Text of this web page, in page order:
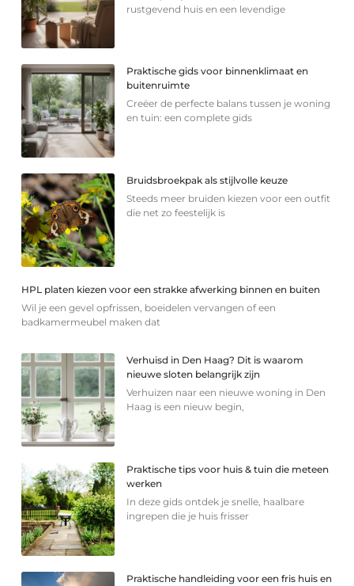
rustgevend huis en een levendige
Praktische gids voor binnenklimaat en
buitenruimte
Creëer de perfecte balans tussen je woning
en tuin: een complete gids
Bruidsbroekpak als stijlvolle keuze
Steeds meer bruiden kiezen voor een outfit
die net zo feestelijk is
HPL platen kiezen voor een strakke afwerking binnen en buiten
Wil je een gevel opfrissen, boeidelen vervangen of een
badkamermeubel maken dat
Verhuisd in Den Haag? Dit is waarom
nieuwe sloten belangrijk zijn
Verhuizen naar een nieuwe woning in Den
Haag is een nieuw begin,
Praktische tips voor huis & tuin die meteen
werken
In deze gids ontdek je snelle, haalbare
ingrepen die je huis frisser
Praktische handleiding voor een fris huis en